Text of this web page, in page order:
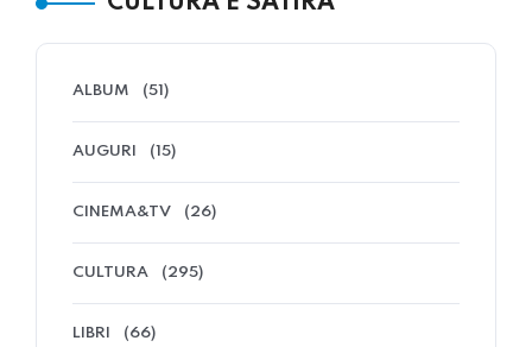
ALBUM (51)
AUGURI (15)
CINEMA&TV (26)
CULTURA (295)
LIBRI (66)